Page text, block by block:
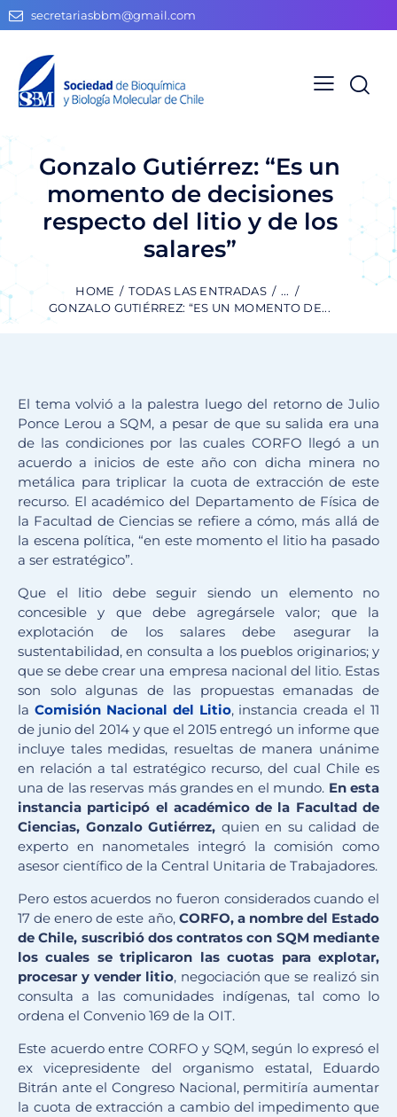
secretariasbbm@gmail.com
Gonzalo Gutiérrez: “Es un
momento de decisiones
respecto del litio y de los
salares”
HOME TODAS LAS ENTRADAS
...
GONZALO GUTIÉRREZ: “ES UN MOMENTO DE...
El tema volvió a la palestra luego del retorno de Julio
Ponce Lerou a SQM, a pesar de que su salida era una
de las condiciones por las cuales CORFO llegó a un
acuerdo a inicios de este año con dicha minera no
metálica para triplicar la cuota de extracción de este
recurso. El académico del Departamento de Física de
la Facultad de Ciencias se refiere a cómo, más allá de
la escena política, “en este momento el litio ha pasado
a ser estratégico”.
Que el litio debe seguir siendo un elemento no
concesible y que debe agregársele valor; que la
explotación de los salares debe asegurar la
sustentabilidad, en consulta a los pueblos originarios; y
que se debe crear una empresa nacional del litio. Estas
son solo algunas de las propuestas emanadas de
la Comisión Nacional del Litio, instancia creada el 11
de junio del 2014 y que el 2015 entregó un informe que
incluye tales medidas, resueltas de manera unánime
en relación a tal estratégico recurso, del cual Chile es
una de las reservas más grandes en el mundo. En esta
instancia participó el académico de la Facultad de
Ciencias, Gonzalo Gutiérrez, quien en su calidad de
experto en nanometales integró la comisión como
asesor científico de la Central Unitaria de Trabajadores.
Pero estos acuerdos no fueron considerados cuando el
17 de enero de este año, CORFO, a nombre del Estado
de Chile, suscribió dos contratos con SQM mediante
los cuales se triplicaron las cuotas para explotar,
procesar y vender litio, negociación que se realizó sin
consulta a las comunidades indígenas, tal como lo
ordena el Convenio 169 de la OIT.
Este acuerdo entre CORFO y SQM, según lo expresó el
ex vicepresidente del organismo estatal, Eduardo
Bitrán ante el Congreso Nacional, permitiría aumentar
la cuota de extracción a cambio del impedimento que